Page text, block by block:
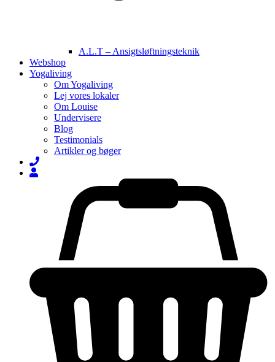
A.L.T – Ansigtsløftningsteknik
Webshop
Yogaliving
Om Yogaliving
Lej vores lokaler
Om Louise
Undervisere
Blog
Testimonials
Artikler og bøger